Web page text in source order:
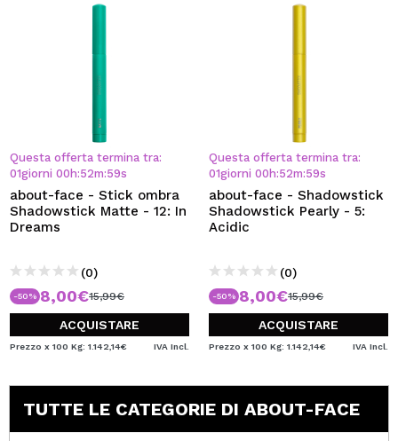
Questa offerta termina tra:
01giorni 00 h:52m:59s
about-face - Stick ombra
Shadowstick Matte - 12: In
Dreams
(0)
-50% 8,00€15,99€
ACQUISTARE
Prezzo x 100 Kg: 1.142,14€ IVA Incl.
Questa offerta termina tra:
01giorni 00 h:52m:59s
about-face - Shadowstick
Shadowstick Pearly - 5:
Acidic
(0)
-50% 8,00€15,99€
ACQUISTARE
Prezzo x 100 Kg: 1.142,14€ IVA Incl.
TUTTE LE CATEGORIE DI ABOUT-FACE